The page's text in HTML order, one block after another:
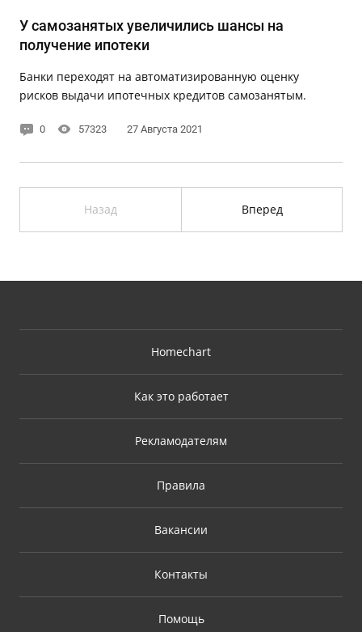
У самозанятых увеличились шансы на
получение ипотеки
Банки переходят на автоматизированную оценку
рисков выдачи ипотечных кредитов самозанятым.
0 57323 27 Августа 2021
Назад Вперед
Homechart
Как это работает
Рекламодателям
Правила
Вакансии
Контакты
Помощь